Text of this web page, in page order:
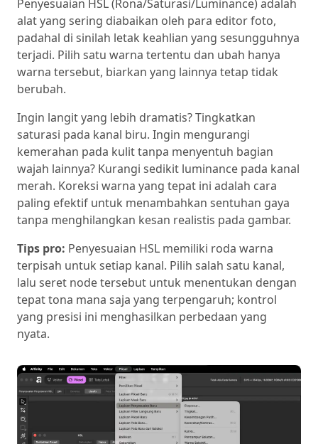
Penyesuaian HSL (Rona/Saturasi/Luminance) adalah
alat yang sering diabaikan oleh para editor foto,
padahal di sinilah letak keahlian yang sesungguhnya
terjadi. Pilih satu warna tertentu dan ubah hanya
warna tersebut, biarkan yang lainnya tetap tidak
berubah.
Ingin langit yang lebih dramatis? Tingkatkan
saturasi pada kanal biru. Ingin mengurangi
kemerahan pada kulit tanpa menyentuh bagian
wajah lainnya? Kurangi sedikit luminance pada kanal
merah. Koreksi warna yang tepat ini adalah cara
paling efektif untuk menambahkan sentuhan gaya
tanpa menghilangkan kesan realistis pada gambar.
Tips pro: Penyesuaian HSL memiliki roda warna
terpisah untuk setiap kanal. Pilih salah satu kanal,
lalu seret node tersebut untuk menentukan dengan
tepat tona mana saja yang terpengaruh; kontrol
yang presisi ini menghasilkan perbedaan yang
nyata.